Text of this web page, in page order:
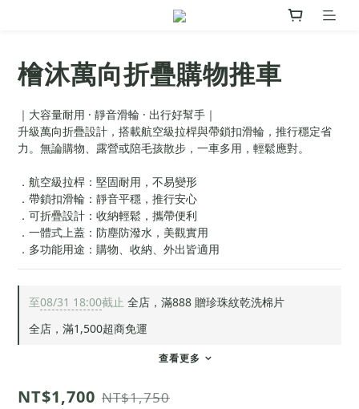
檜沐萬向折疊購物推車
｜大容量耐用 · 靜音滑輪 · 出行好幫手｜
升級萬向折疊設計，搭載航空級拉桿與帶鎖扣滑輪，推行穩定省
力。無論購物、露營或陪毛孩散步，一車多用，輕鬆應對。
．航空級拉桿：堅固耐用，不易變形
．帶鎖扣滑輪：靜音平穩，推行安心
．可折疊設計：收納輕鬆，攜帶便利
．一體式上蓋：防塵防潑水，美觀實用
．多功能用途：購物、收納、外出皆適用
至08/31 18:00截止 全店，滿888 贈珍珠紋乾洗棉片
全店，滿1,500超商免運
查看更多
NT$1,700 NT$1,750